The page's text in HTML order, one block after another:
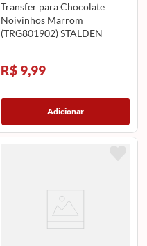
Transfer para Chocolate
Noivinhos Marrom
(TRG801902) STALDEN
R$ 9,99
Adicionar